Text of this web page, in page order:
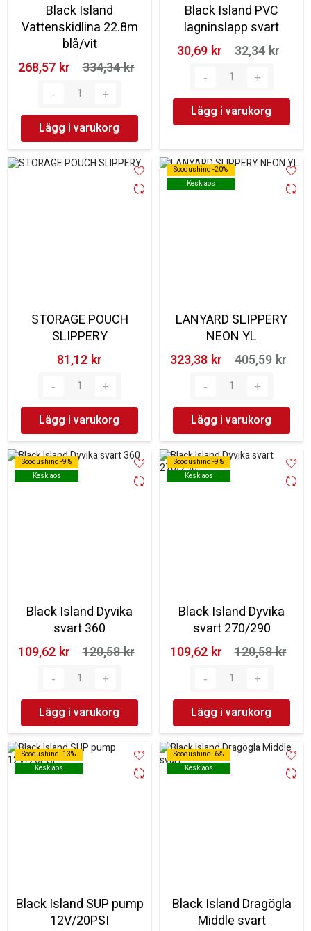
Black Island
Vattenskidlina 22.8m
blå/vit
268,57 kr‎
334,34 kr‎
Lägg i varukorg
Black Island PVC
lagninslapp svart
30,69 kr‎
32,34 kr‎
Lägg i varukorg
STORAGE POUCH
SLIPPERY
81,12 kr‎
Lägg i varukorg
Soodushind -20%
Kesklaos
Soodushind -20%
Kesklaos
LANYARD SLIPPERY
NEON YL
323,38 kr‎
405,59 kr‎
Lägg i varukorg
Soodushind -9%
Kesklaos
Soodushind -9%
Kesklaos
Black Island Dyvika
svart 360
109,62 kr‎
120,58 kr‎
Lägg i varukorg
Soodushind -9%
Kesklaos
Soodushind -9%
Kesklaos
Black Island Dyvika
svart 270/290
109,62 kr‎
120,58 kr‎
Lägg i varukorg
Soodushind -13%
Kesklaos
Soodushind -13%
Kesklaos
Black Island SUP pump
12V/20PSI
Soodushind -6%
Kesklaos
Soodushind -6%
Kesklaos
Black Island Dragögla
Middle svart